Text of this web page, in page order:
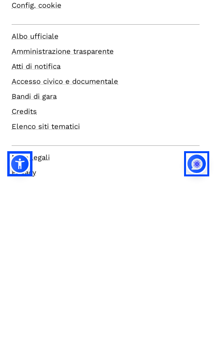
Config. cookie
Albo ufficiale
Amministrazione trasparente
Atti di notifica
Accesso civico e documentale
Bandi di gara
Credits
Elenco siti tematici
Note legali
Privacy